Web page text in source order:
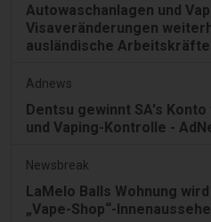
Autowaschanlagen und
Visaveränderungen
ausländische
Adnews
Dentsu gewinnt SA's
und Vaping-Kontrolle -
Newsbreak
LaMelo Balls Wohnung
„Vape-Shop“-